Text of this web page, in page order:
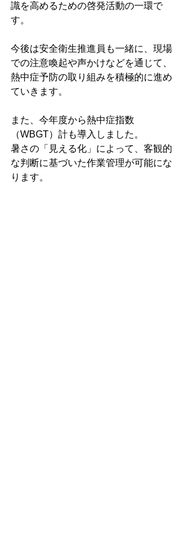
識を高めるための啓発活動の一環で
す。
今後は安全衛生推進員も一緒に、現場
での注意喚起や声かけなどを通じて、
熱中症予防の取り組みを積極的に進め
ていきます。
また、今年度から熱中症指数
（WBGT）計も導入しました。
暑さの「見える化」によって、客観的
な判断に基づいた作業管理が可能にな
ります。